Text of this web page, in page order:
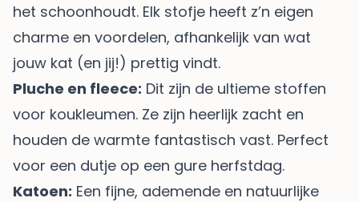
het schoonhoudt. Elk stofje heeft z’n eigen
charme en voordelen, afhankelijk van wat
jouw kat (en jij!) prettig vindt.
Pluche en fleece: Dit zijn de ultieme stoffen
voor koukleumen. Ze zijn heerlijk zacht en
houden de warmte fantastisch vast. Perfect
voor een dutje op een gure herfstdag.
Katoen: Een fijne, ademende en natuurlijke